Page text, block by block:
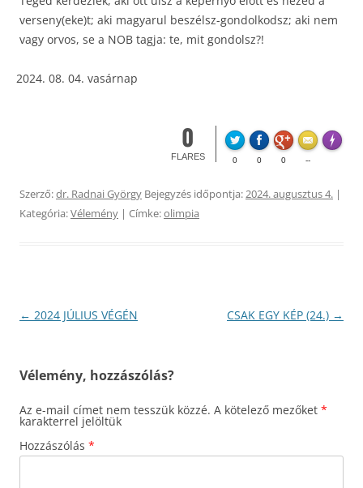
verseny(eke)t; aki magyarul beszélsz-gondolkodsz; aki nem
vagy orvos, se a NOB tagja: te, mit gondolsz?!
08. 04. vasárnap
0
FLARES 0 0 0 --
Made
Szerző:dr. Radnai György Bejegyzés időpontja:2024. augusztus 4. |
Kategória:Vélemény | Címke:olimpia
Bejegyzés
← 2024 JÚLIUS VÉGÉN CSAK EGY KÉP (24.) →
Vélemény, hozzászólás?
Az e-mail címet nem tesszük közzé. A kötelező mezőket *
karakterrel jelöltük
Hozzászólás *